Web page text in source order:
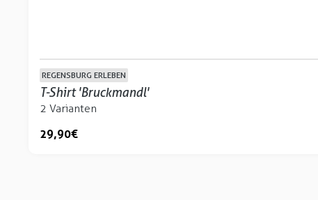
REGENSBURG ERLEBEN
T-Shirt 'Bruckmandl'
2 Varianten
29,90 €